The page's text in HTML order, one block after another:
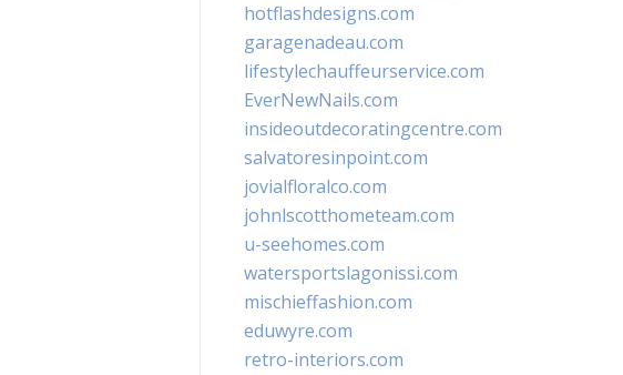
hotflashdesigns.com
garagenadeau.com
lifestylechauffeurservice.com
EverNewNails.com
insideoutdecoratingcentre.com
salvatoresinpoint.com
jovialfloralco.com
johnlscotthometeam.com
u-seehomes.com
watersportslagonissi.com
mischieffashion.com
eduwyre.com
retro-interiors.com